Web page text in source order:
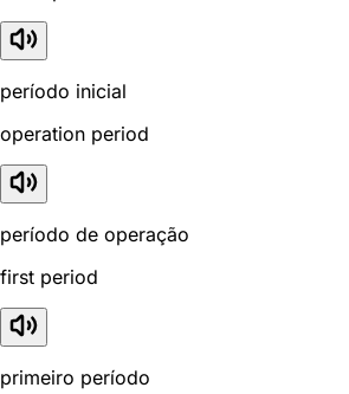
período inicial
operation period
período de operação
first period
primeiro período